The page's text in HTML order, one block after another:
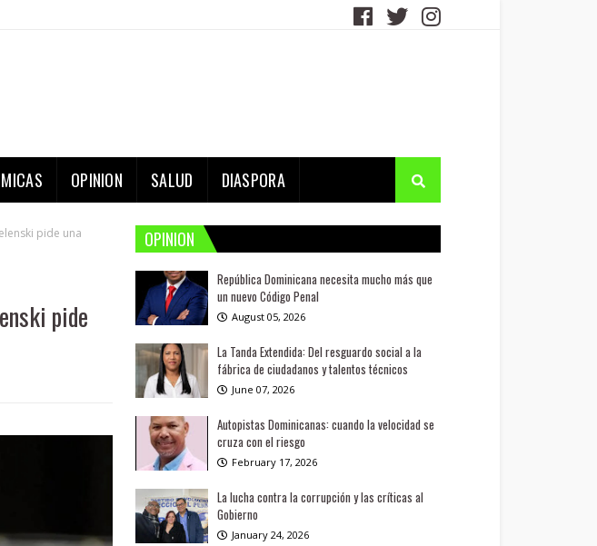
OPINION SALUD DIASPORA
pide una
pide
OPINION
República Dominicana necesita mucho más que
un nuevo Código Penal
August 05, 2026
La Tanda Extendida: Del resguardo social a la
fábrica de ciudadanos y talentos técnicos
June 07, 2026
Autopistas Dominicanas: cuando la velocidad se
cruza con el riesgo
February 17, 2026
La lucha contra la corrupción y las críticas al
Gobierno
January 24, 2026